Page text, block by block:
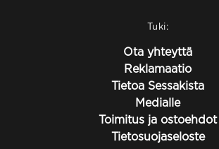
Tuki:
Ota yhteyttä
Reklamaatio
Tietoa Sessakista
Medialle
Toimitus ja ostoehdot
Tietosuojaseloste